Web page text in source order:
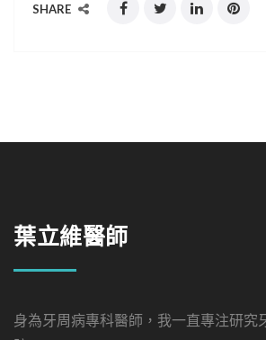
SHARE
葉立維醫師
身為牙周病專科醫師，我一直專注研究